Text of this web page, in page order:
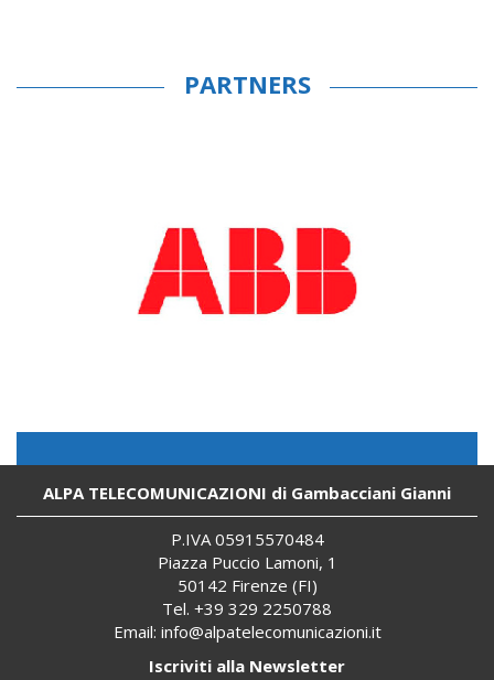
PARTNERS
ALPA TELECOMUNICAZIONI di Gambacciani Gianni
P.IVA 05915570484
Piazza Puccio Lamoni, 1
50142 Firenze (FI)
Tel. +39 329 2250788
Email: info@alpatelecomunicazioni.it
Iscriviti alla Newsletter